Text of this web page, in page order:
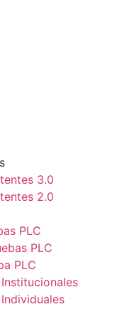
3.0
2.0
PLC
PLC
PLC